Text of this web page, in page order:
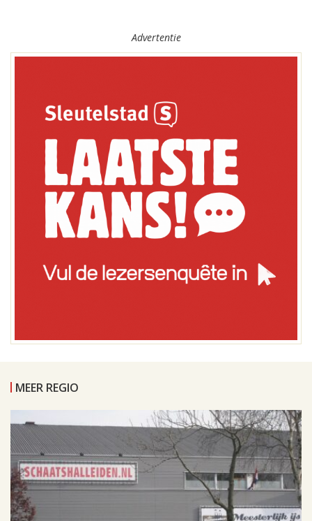
Advertentie
MEER REGIO